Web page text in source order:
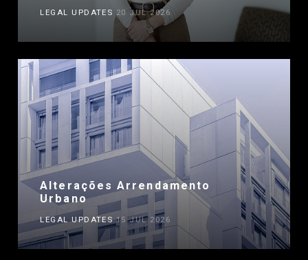
LEGAL UPDATES 20 JUL 2026
Alterações Arrendamento
Urbano
LEGAL UPDATES15 JUL 2026